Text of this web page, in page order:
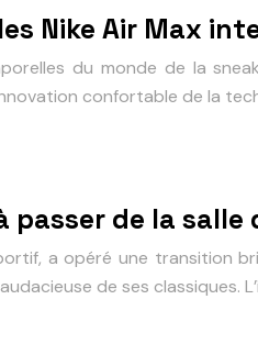
Nike Air Max
du monde de la
confortable de la
passer de la
a opéré une
de ses classiques.